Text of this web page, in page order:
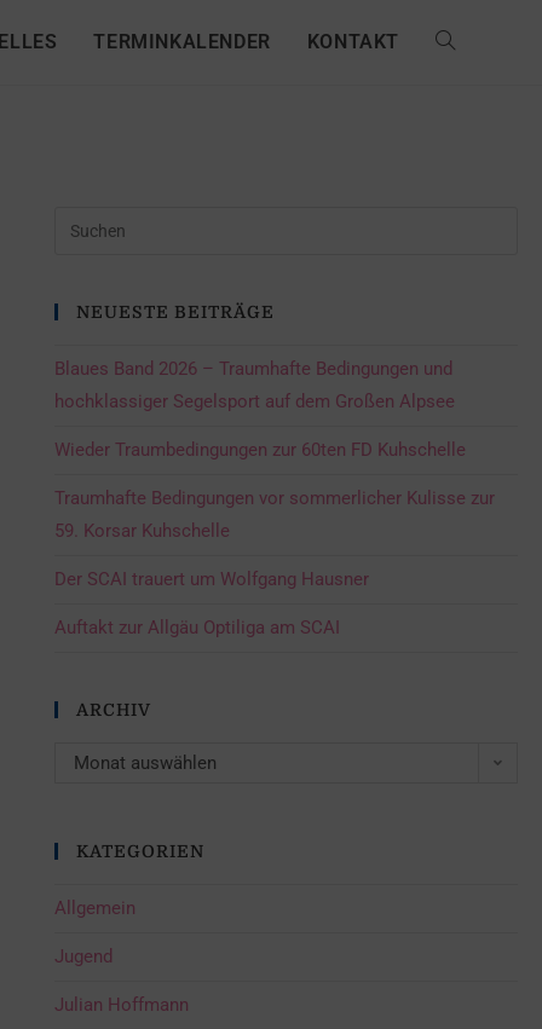
TERMINKALENDER KONTAKT
NEUESTE BEITRÄGE
Blaues Band 2026 – Traumhafte Bedingungen und
hochklassiger Segelsport auf dem Großen Alpsee
Wieder Traumbedingungen zur 60ten FD Kuhschelle
Traumhafte Bedingungen vor sommerlicher Kulisse zur
59. Korsar Kuhschelle
Der SCAI trauert um Wolfgang Hausner
Auftakt zur Allgäu Optiliga am SCAI
ARCHIV
Monat auswählen
KATEGORIEN
Allgemein
Jugend
Julian Hoffmann